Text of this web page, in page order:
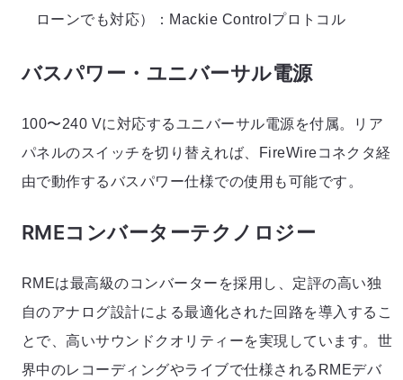
ローンでも対応）：Mackie Controlプロトコル
バスパワー・ユニバーサル電源
100〜240 Vに対応するユニバーサル電源を付属。リア
パネルのスイッチを切り替えれば、FireWireコネクタ経
由で動作するバスパワー仕様での使用も可能です。
RMEコンバーターテクノロジー
RMEは最高級のコンバーターを採用し、定評の高い独
自のアナログ設計による最適化された回路を導入するこ
とで、高いサウンドクオリティーを実現しています。世
界中のレコーディングやライブで仕様されるRMEデバ